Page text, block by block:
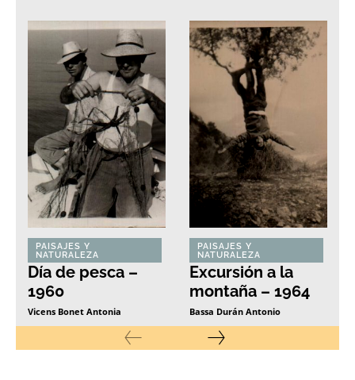
PAISAJES Y
NATURALEZA
Día de pesca –
1960
Vicens Bonet Antonia
PAISAJES Y
NATURALEZA
Excursión a la
montaña – 1964
Bassa Durán Antonio